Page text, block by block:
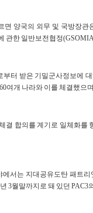
면 양국의 외무 및 국방장
관한 일반보전협정
터 받은 기밀군사정보에
여개 나라와 이를 체결했으
결 합의를 계기로 일체화를
서는 지대공유도탄 패트
3월말까지로 돼 있던